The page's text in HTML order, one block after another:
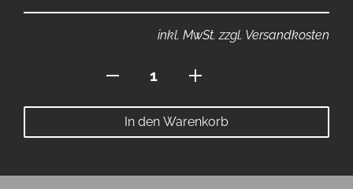
inkl. MwSt. zzgl. Versandkosten
Jogginghose
Menge
In den Warenkorb